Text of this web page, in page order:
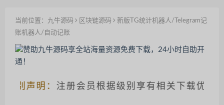
当前位置： 九牛源码 区块链源码
新版TG统计机器人/Telegram记
账机器人/自动记账
声明：注册会员根据级别享有相关下载优惠，